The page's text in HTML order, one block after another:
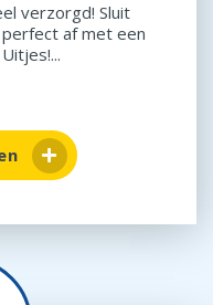
verzorgd! Sluit
af met een